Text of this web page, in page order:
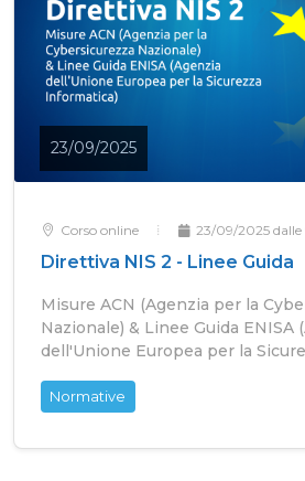
23/09/2025
Corso online 23/09/2025
Direttiva NIS 2 - Linee Guida
Misure ACN (Agenzia per la
Nazionale) & Linee Guida ENISA
dell'Unione Europea per la
Normative